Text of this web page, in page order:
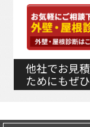
他社でお見
ためにもぜ